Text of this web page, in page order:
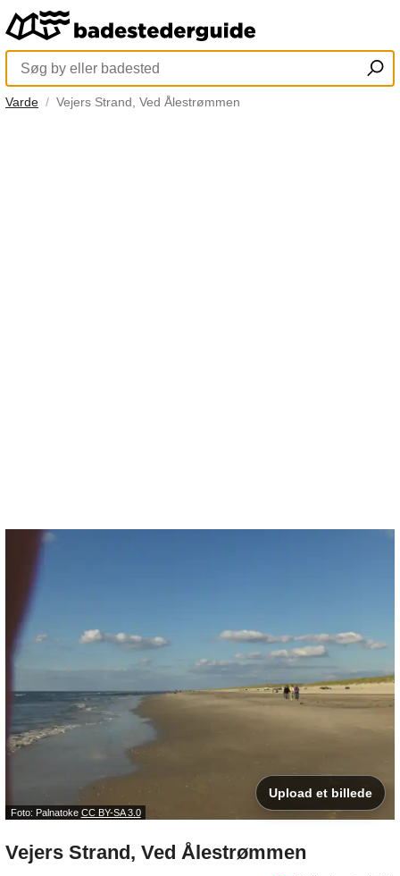
Varde Vejers Strand, Ved Ålestrømmen
Foto: Palnatoke CC BY-SA 3.0
Upload et billede
Vejers Strand, Ved Ålestrømmen